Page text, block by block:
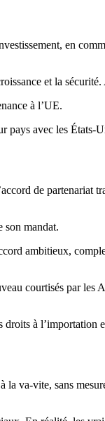
en
et la
à l’UE.
pays avec les États-
de partenariat
son mandat.
ambitieux,
courtisés par les
à l’importation
la va-vite, sans